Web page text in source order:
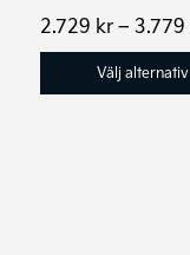
2.729 kr– 3.779
Välj alternativ